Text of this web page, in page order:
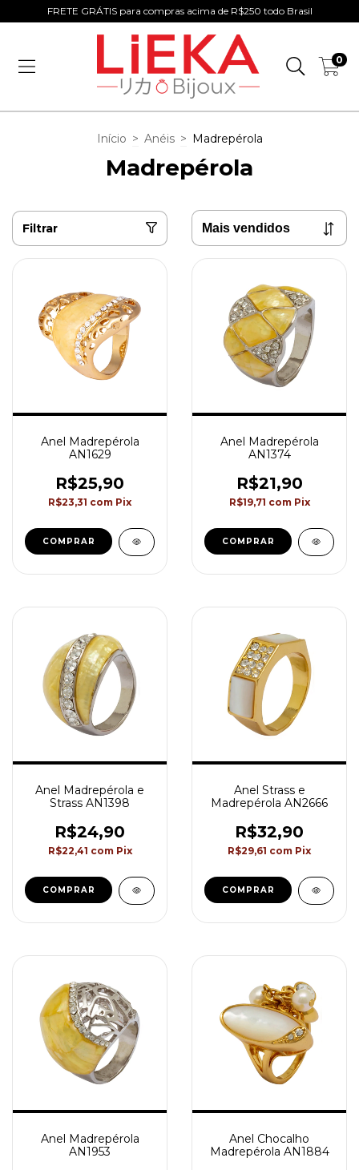
FRETE GRÁTIS para compras acima de R$250 todo Brasil
0
Início > Anéis > Madrepérola
Madrepérola
Filtrar
Anel Madrepérola
AN1629
R$25,90
R$23,31 com Pix
COMPRAR
Anel Madrepérola
AN1374
R$21,90
R$19,71 com Pix
COMPRAR
Anel Madrepérola e
Strass AN1398
R$24,90
R$22,41 com Pix
COMPRAR
Anel Strass e
Madrepérola AN2666
R$32,90
R$29,61 com Pix
COMPRAR
Anel Madrepérola
AN1953
Anel Chocalho
Madrepérola AN1884